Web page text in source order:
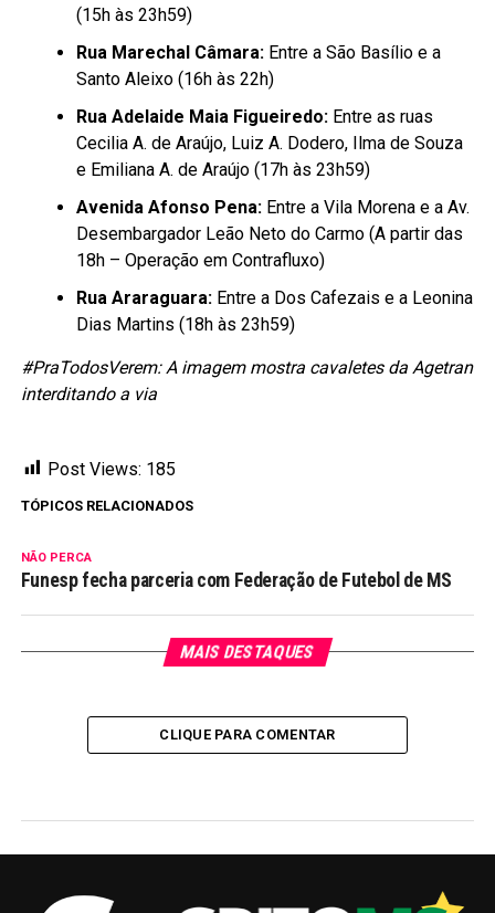
(15h às 23h59)
Rua Marechal Câmara:Entre a São Basílio e a
Santo Aleixo (16h às 22h)
Rua Adelaide Maia Figueiredo:Entre as ruas
Cecilia A. de Araújo, Luiz A. Dodero, Ilma de Souza
e Emiliana A. de Araújo (17h às 23h59)
Avenida Afonso Pena:Entre a Vila Morena e a Av.
Desembargador Leão Neto do Carmo (A partir das
18h – Operação em Contrafluxo)
Rua Araraguara:Entre a Dos Cafezais e a Leonina
Dias Martins (18h às 23h59)
#PraTodosVerem: A imagem mostra cavaletes da Agetran
interditando a via
Post Views: 185
TÓPICOS RELACIONADOS
NÃO PERCA
Funesp fecha parceria com Federação de Futebol de MS
MAIS DESTAQUES
CLIQUE PARA COMENTAR